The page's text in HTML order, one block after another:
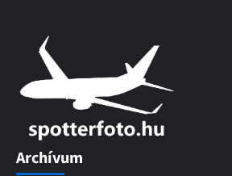
Archívum